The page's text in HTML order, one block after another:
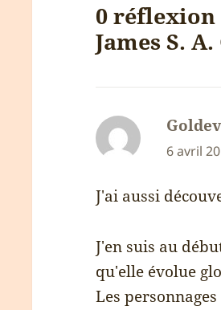
0 réflexion
James S.
6 avril
J'ai aussi
J'en suis au
qu'elle évolue
Les